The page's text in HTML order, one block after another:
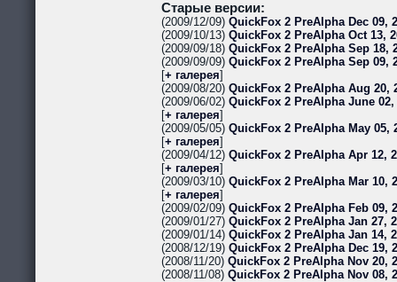
Старые версии:
(2009/12/09) QuickFox 2 PreAlpha Dec 09,
(2009/10/13) QuickFox 2 PreAlpha Oct 13,
(2009/09/18) QuickFox 2 PreAlpha Sep 18,
(2009/09/09) QuickFox 2 PreAlpha Sep 09,
[+ галерея]
(2009/08/20) QuickFox 2 PreAlpha Aug 20,
(2009/06/02) QuickFox 2 PreAlpha June 02,
[+ галерея]
(2009/05/05) QuickFox 2 PreAlpha May 05,
[+ галерея]
(2009/04/12) QuickFox 2 PreAlpha Apr 12,
[+ галерея]
(2009/03/10) QuickFox 2 PreAlpha Mar 10,
[+ галерея]
(2009/02/09) QuickFox 2 PreAlpha Feb 09,
(2009/01/27) QuickFox 2 PreAlpha Jan 27,
(2009/01/14) QuickFox 2 PreAlpha Jan 14,
(2008/12/19) QuickFox 2 PreAlpha Dec 19,
(2008/11/20) QuickFox 2 PreAlpha Nov 20,
(2008/11/08) QuickFox 2 PreAlpha Nov 08,